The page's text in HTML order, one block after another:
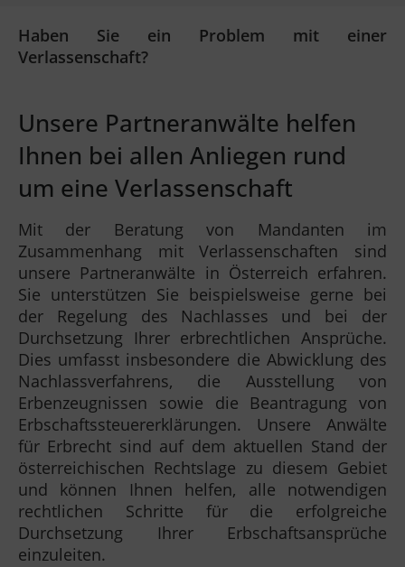
Haben Sie ein Problem mit einer
Verlassenschaft?
Unsere Partneranwälte helfen
Ihnen bei allen Anliegen rund
um eine Verlassenschaft
Mit der Beratung von Mandanten im
Zusammenhang mit Verlassenschaften sind
unsere Partneranwälte in Österreich erfahren.
Sie unterstützen Sie beispielsweise gerne bei
der Regelung des Nachlasses und bei der
Durchsetzung Ihrer erbrechtlichen Ansprüche.
Dies umfasst insbesondere die Abwicklung des
Nachlassverfahrens, die Ausstellung von
Erbenzeugnissen sowie die Beantragung von
Erbschaftssteuererklärungen. Unsere Anwälte
für Erbrecht sind auf dem aktuellen Stand der
österreichischen Rechtslage zu diesem Gebiet
und können Ihnen helfen, alle notwendigen
rechtlichen Schritte für die erfolgreiche
Durchsetzung Ihrer Erbschaftsansprüche
einzuleiten.